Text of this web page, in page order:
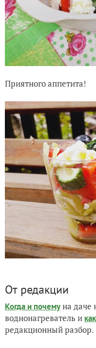
Приятного аппетита!
От редакции
Когда и почемуна даче
воднонагреватель и
редакционный разбор.